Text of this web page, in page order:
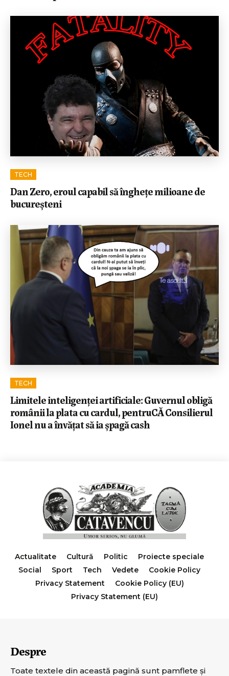
TECH
Dan Zero, eroul capabil să înghețe milioane de
bucureșteni
TECH
Limitele inteligenței artificiale: Guvernul obligă
românii la plata cu cardul, pentruCĂ Consilierul
Ionel nu a învățat să ia șpagă cash
Actualitate Cultură Politic
Proiecte speciale
Social
Sport Tech Vedete
Cookie Policy
Privacy Statement
Cookie Policy (EU)
Privacy Statement (EU)
Despre
Toate textele din această pagină sunt pamflete şi